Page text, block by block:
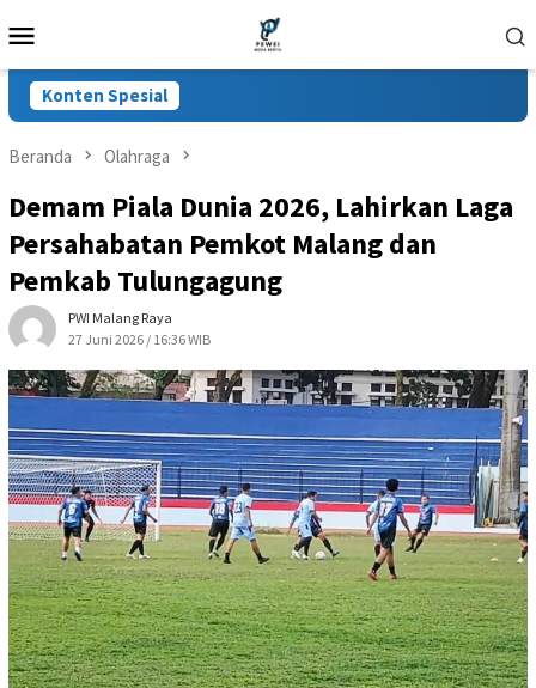
ke
Mobile
Konten Spesial
Beranda Olahraga
Demam Piala Dunia 2026, Lahirkan Laga
Persahabatan Pemkot Malang dan
Pemkab Tulungagung
PWI Malang Raya
27 Juni 2026 / 16:36 WIB